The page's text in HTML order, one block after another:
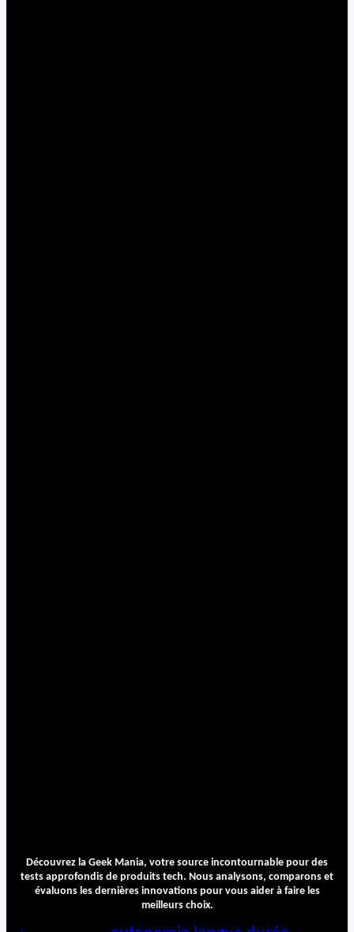
Découvrez la Geek Mania, votre source incontournable pour des
tests approfondis de produits tech. Nous analysons, comparons et
évaluons les dernières innovations pour vous aider à faire les
meilleurs choix.